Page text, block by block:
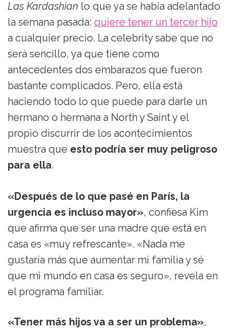
Las Kardashian lo que ya se había adelantado
la semana pasada: quiere tener un tercer hijo
a cualquier precio. La celebrity sabe que no
será sencillo, ya que tiene como
antecedentes dos embarazos que fueron
bastante complicados. Pero, ella está
haciendo todo lo que puede para darle un
hermano o hermana a North y Saint y el
propio discurrir de los acontecimientos
muestra que esto podría ser muy peligroso
para ella.
«Después de lo que pasé en París, la
urgencia es incluso mayor», confiesa Kim
que afirma que ser una madre que está en
casa es «muy refrescante». «Nada me
gustaría más que aumentar mi familia y sé
que mi mundo en casa es seguro», revela en
el programa familiar.
«Tener más hijos va a ser un problema»,